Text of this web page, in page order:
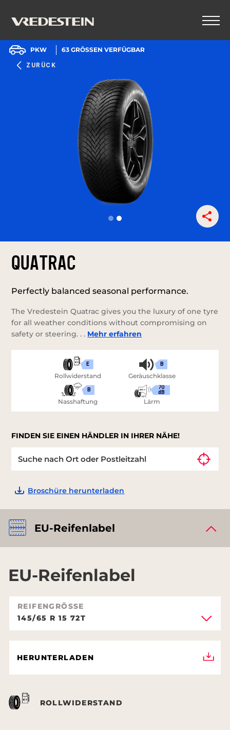
ZURÜCK
PKW 63 GRÖSSEN VERFÜGBAR
QUATRAC
Perfectly balanced seasonal performance.
The Vredestein Quatrac gives you the luxury of one tyre
for all weather conditions without compromising on
safety or steering. . . Mehr erfahren
E
Rollwiderstand
B
Nasshaftung
B
Geräuschklasse
70
dB
Lärm
FINDEN SIE EINEN HÄNDLER IN IHRER NÄHE!
Broschüre herunterladen
EU-Reifenlabel
EU-Reifenlabel
REIFENGRÖSSE
145/65 R 15 72T
HERUNTERLADEN
ROLLWIDERSTAND